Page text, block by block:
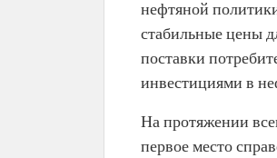
нефтяной
стабильные цены
поставки
инвестициями в
На протяжении
первое место